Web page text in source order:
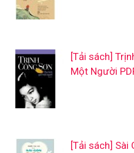
[Tải sách]
Một Người
[Tải sách] Sài